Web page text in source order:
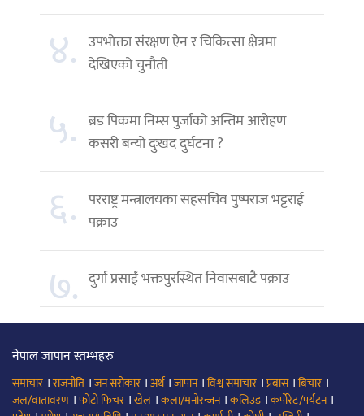
४. उपभोक्ता संरक्षण ऐन र चिकित्सा क्षेत्रमा
देखिएको चुनौती
५. ब्रड पिकमा निम्स पुर्जाको अन्तिम आरोहण
कसरी बन्यो दुःखद दुर्घटना ?
६. परराष्ट्र मन्त्रालयका सहसचिव पुष्पराज भट्टराई
पक्राउ
७. दुर्गा प्रसाईं भक्तपुरस्थित निवासबाटै पक्राउ
नेपाल जापान स्तम्भहरु
समाचार ।राजनीति ।जन सरोकार ।अर्थ।जापान।विश्व समाचार ।प्रबास।बिचार ।
जल/वातावरण ।फोटो फिचर ।खेल ।कला/मनोरन्जन।कलिउड।कर्पोरेट/पर्यटन।